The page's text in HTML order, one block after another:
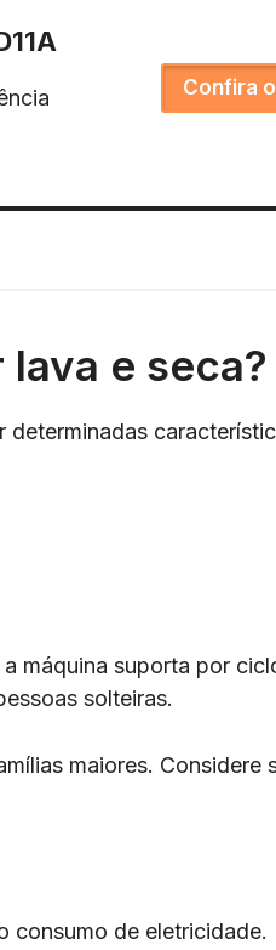
Confira
e seca?
determinadas
máquina suporta por
solteiras.
maiores. Considere
consumo de